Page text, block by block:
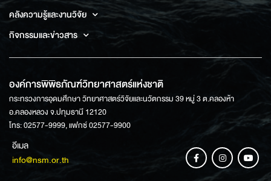
คลังความรู้และงานวิจัย
กิจกรรมและข่าวสาร
องค์การพิพิธภัณฑ์วิทยาศาสตร์แห่งชาติ
กระทรวงการอุดมศึกษา วิทยาศาสตร์วิจัยและนวัตกรรม 39 หมู่ 3 ต.คลองห้า
อ.คลองหลวง จ.ปทุมธานี 12120
โทร: 02577-9999, แฟกซ์ 02577-9900
อีเมล
info@nsm.or.th